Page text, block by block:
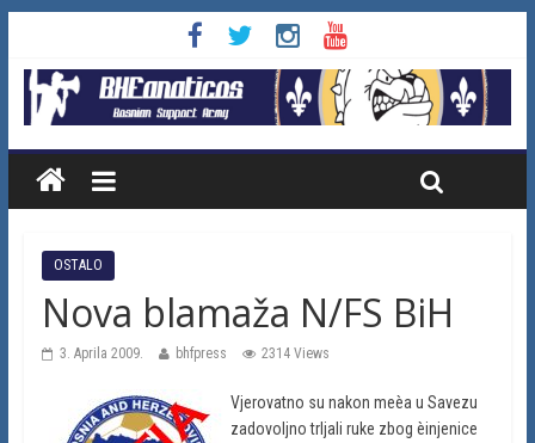
OSTALO
Nova blamaža N/FS BiH
3. Aprila 2009. bhfpress 2314 Views
Vjerovatno su nakon meèa u Savezu
zadovoljno trljali ruke zbog èinjenice